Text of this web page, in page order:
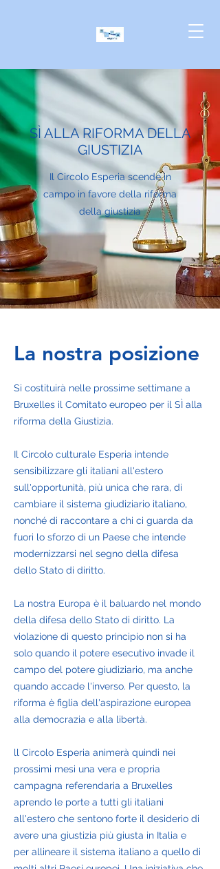
SÌ ALLA RIFORMA DELLA
GIUSTIZIA
Il Circolo Esperia scende in
campo in favore della riforma
della giustizia
La nostra posizione
Si costituirà nelle prossime settimane a
Bruxelles il Comitato europeo per il SÌ alla
riforma della Giustizia.
Il Circolo culturale Esperia intende
sensibilizzare gli italiani all'estero
sull'opportunità, più unica che rara, di
cambiare il sistema giudiziario italiano,
nonché di raccontare a chi ci guarda da
fuori lo sforzo di un Paese che intende
modernizzarsi nel segno della difesa
dello Stato di diritto.
La nostra Europa è il baluardo nel mondo
della difesa dello Stato di diritto. La
violazione di questo principio non si ha
solo quando il potere esecutivo invade il
campo del potere giudiziario, ma anche
quando accade l'inverso. Per questo, la
riforma è figlia dell'aspirazione europea
alla democrazia e alla libertà.
ll Circolo Esperia animerà quindi nei
prossimi mesi una vera e propria
campagna referendaria a Bruxelles
aprendo le porte a tutti gli italiani
all'estero che sentono forte il desiderio di
avere una giustizia più giusta in Italia e
per allineare il sistema italiano a quello di